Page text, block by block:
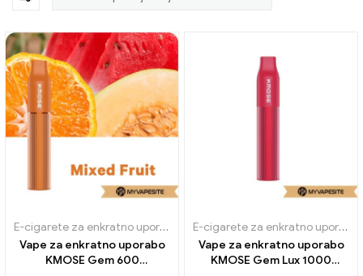
E-cigarete za enkratno uporabo
Vape za enkratno uporabo
KMOSE Gem 600
E-cigarete za enkratno uporabo
Vape za enkratno uporabo
KMOSE Gem Lux 1000